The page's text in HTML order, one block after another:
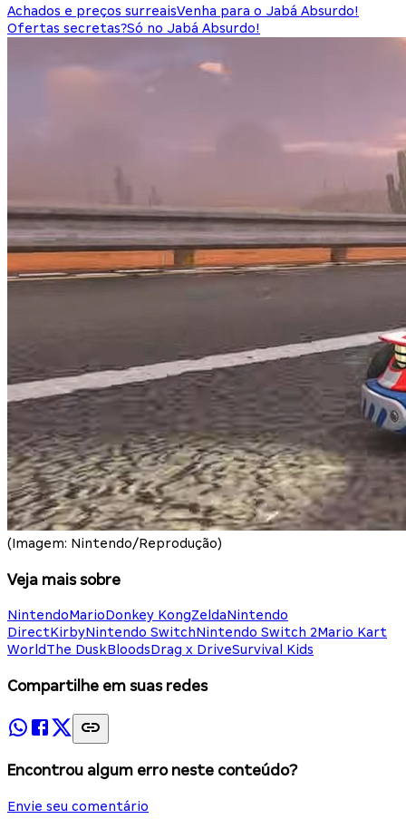
Achados e preços surreaisVenha para o Jabá Absurdo!
Ofertas secretas?Só no Jabá Absurdo!
(Imagem: Nintendo/Reprodução)
Veja mais sobre
NintendoMarioDonkey KongZeldaNintendo
DirectKirbyNintendo SwitchNintendo Switch 2Mario Kart
WorldThe DuskBloodsDrag x DriveSurvival Kids
Compartilhe em suas redes
Encontrou algum erro neste conteúdo?
Envie seu comentário